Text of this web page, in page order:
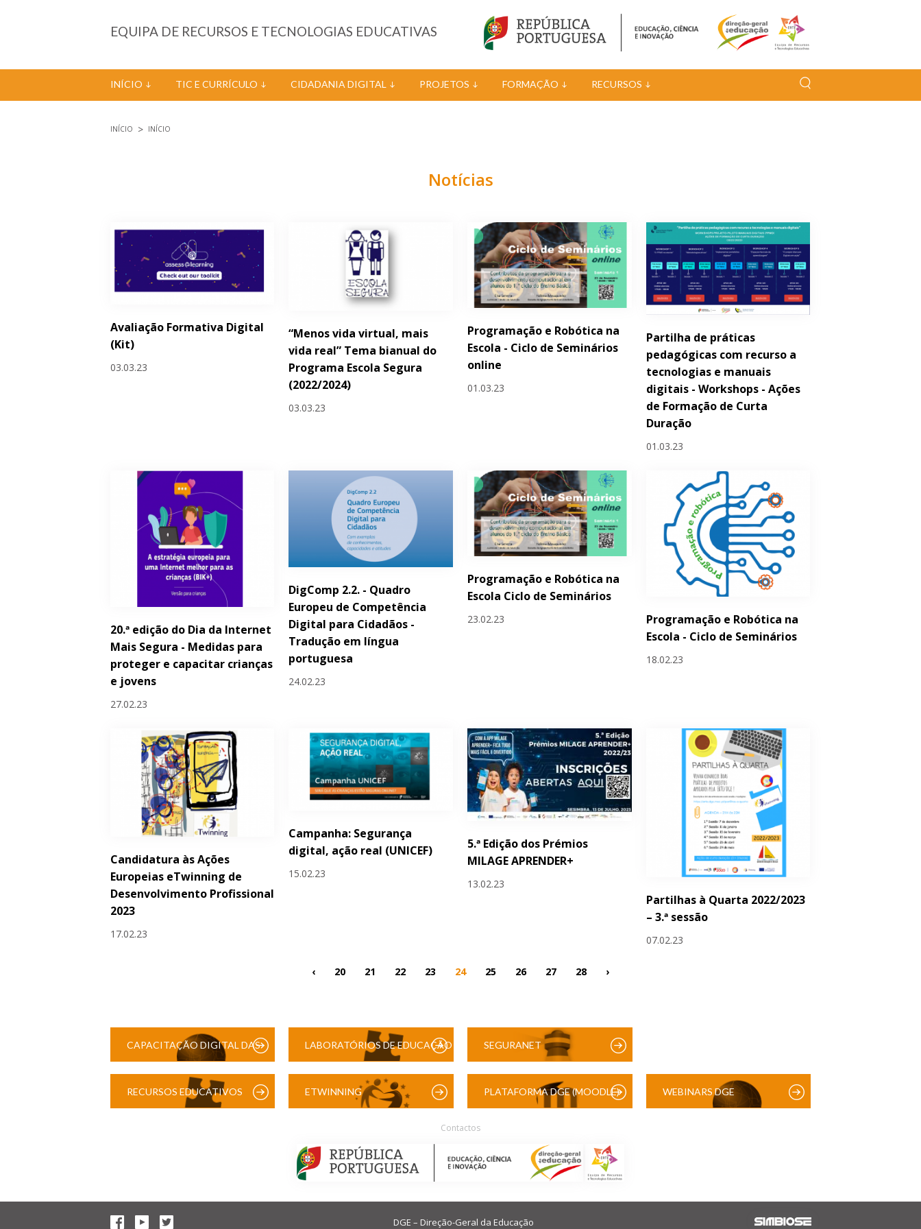
EQUIPA DE RECURSOS E TECNOLOGIAS EDUCATIVAS
INÍCIO TIC E CURRÍCULO CIDADANIA DIGITAL PROJETOS FORMAÇÃO RECURSOS
INÍCIO INÍCIO
Notícias
Avaliação Formativa Digital
(Kit)
03.03.23
“Menos vida virtual, mais
vida real” Tema bianual do
Programa Escola Segura
(2022/2024)
03.03.23
Programação e Robótica na
Escola - Ciclo de Seminários
online
01.03.23
Partilha de práticas
pedagógicas com recurso a
tecnologias e manuais
digitais - Workshops - Ações
de Formação de Curta
Duração
01.03.23
20.ª edição do Dia da Internet
Mais Segura - Medidas para
proteger e capacitar crianças
e jovens
27.02.23
DigComp 2.2. - Quadro
Europeu de Competência
Digital para Cidadãos -
Tradução em língua
portuguesa
24.02.23
Programação e Robótica na
Escola Ciclo de Seminários
23.02.23
Programação e Robótica na
Escola - Ciclo de Seminários
18.02.23
Candidatura às Ações
Europeias eTwinning de
Desenvolvimento Profissional
2023
17.02.23
Campanha: Segurança
digital, ação real (UNICEF)
15.02.23
5.ª Edição dos Prémios
MILAGE APRENDER+
13.02.23
Partilhas à Quarta 2022/2023
– 3.ª sessão
07.02.23
Páginas
‹ 20 21 22 23 24 25 26 27 28 ›
CAPACITAÇÃO DIGITAL DAS LABORATÓRIOS DE EDUCAÇÃO SEGURANET
RECURSOS EDUCATIVOS ETWINNING PLATAFORMA DGE (MOODLE) WEBINARS DGE
Contactos
DGE – Direção-Geral da Educação